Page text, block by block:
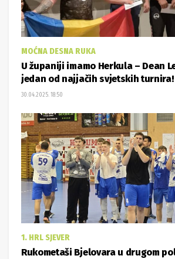
MOĆNA DESNA RUKA
U županiji imamo Herkula – Dean
jedan od najjačih svjetskih turnira!
30.04.2025. 18:50
1. HRL SJEVER
Rukometaši Bjelovara u drugom